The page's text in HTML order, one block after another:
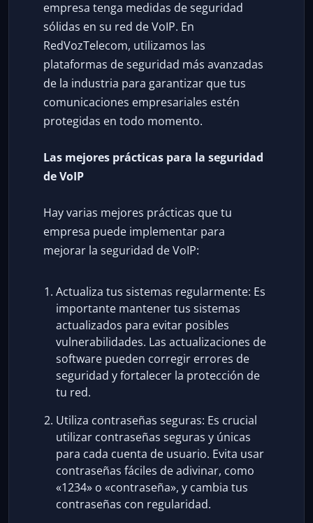
empresa tenga medidas de seguridad
sólidas en su red de VoIP. En
RedVozTelecom, utilizamos las
plataformas de seguridad más avanzadas
de la industria para garantizar que tus
comunicaciones empresariales estén
protegidas en todo momento.
Las mejores prácticas para la seguridad
de VoIP
Hay varias mejores prácticas que tu
empresa puede implementar para
mejorar la seguridad de VoIP:
Actualiza tus sistemas regularmente: Es
importante mantener tus sistemas
actualizados para evitar posibles
vulnerabilidades. Las actualizaciones de
software pueden corregir errores de
seguridad y fortalecer la protección de
tu red.
Utiliza contraseñas seguras: Es crucial
utilizar contraseñas seguras y únicas
para cada cuenta de usuario. Evita usar
contraseñas fáciles de adivinar, como
«1234» o «contraseña», y cambia tus
contraseñas con regularidad.